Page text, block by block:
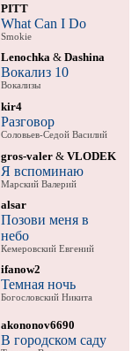
PITT
What Can I Do
Smokie
Lenochka & Dashina
Вокализ 10
Вокализы
kir4
Разговор
Соловьев-Седой Василий
gros-valer& VLODEK
Я вспоминаю
Марский Валерий
alsar
Позови меня в
небо
Кемеровский Евгений
ifanow2
Темная ночь
Богословский Никита
akononov6690
В городском саду